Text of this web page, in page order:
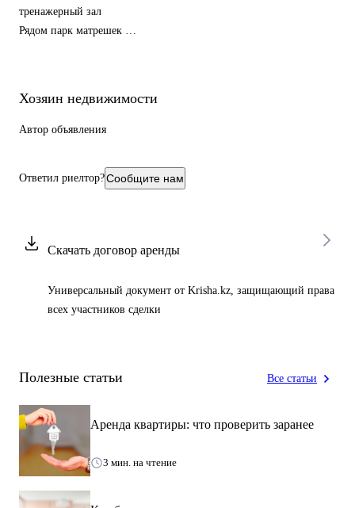
тренажерный зал
Рядом парк матрешек
кафе
рестораны
Хозяин недвижимости
Автор объявления
Ответил риелтор?Сообщите нам
Скачать договор аренды
Универсальный документ от Krisha.kz, защищающий права
всех участников сделки
Полезные статьи Все статьи
Аренда квартиры: что проверить заранее
3 мин. на чтение